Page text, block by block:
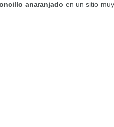
anaranjado en un sitio